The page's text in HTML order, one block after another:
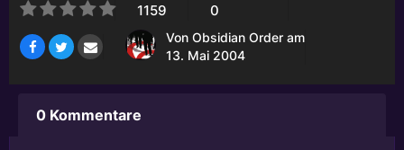
1159 0
Von Obsidian Order am
13. Mai 2004
0 Kommentare